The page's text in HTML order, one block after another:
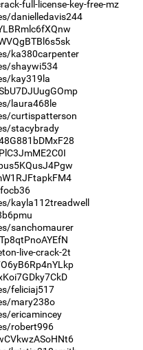
full-license-key-free-mz
danielledavis244
ka380carpenter
shaywi534
kay319la
laura468le
curtispatterson
stacybrady
kayla112treadwell
sanchomaurer
live-crack-2t
feliciaj517
mary238o
ericamincey
robert996